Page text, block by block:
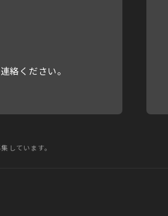
絡ください。
しています。